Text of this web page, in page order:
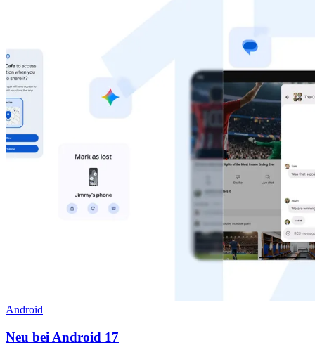
Android
Neu bei Android 17